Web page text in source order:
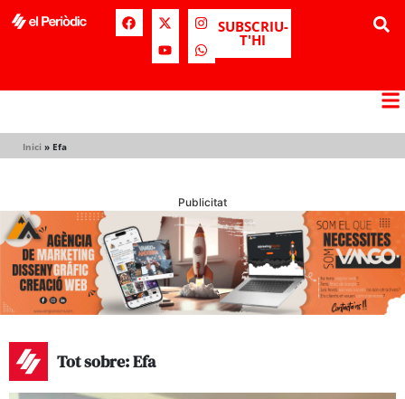
SUBSCRIU-
T'HI
Inici » Efa
Publicitat
Tot sobre: Efa